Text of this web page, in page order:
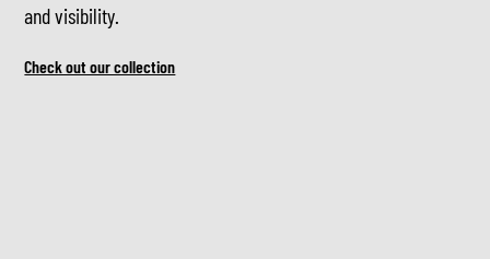
and visibility.
Check out our collection